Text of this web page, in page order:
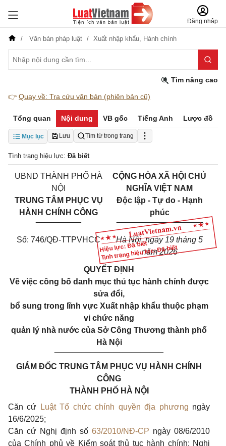
Đăng nhập
Văn bản pháp luật Xuất nhập khẩu, Hành chính
Tìm nâng cao
👉 Quay về: Tra cứu văn bản (phiên bản cũ)
Tổng quan Nội dung VB gốc Tiếng Anh Lược đồ
Mục lục Lưu Tìm từ trong trang
Tình trạng hiệu lực: Đã biết
Hiệu lực: Đã biết
Tình trạng hiệu lực: Đã biết
UBND THÀNH PHỐ HÀ
NỘI
TRUNG TÂM PHỤC VỤ
HÀNH CHÍNH CÔNG
CỘNG HÒA XÃ HỘI CHỦ
NGHĨA VIỆT NAM
Độc lập - Tự do - Hạnh
phúc
___________________
Số: 746/QĐ-TTPVHCC
Hà Nội, ngày 19 tháng 5
năm 2026
QUYẾT ĐỊNH
Về việc công bố danh mục thủ tục hành chính được
sửa đổi,
bổ sung trong lĩnh vực Xuất nhập khẩu thuộc phạm
vi chức năng
quản lý nhà nước của Sở Công Thương thành phố
Hà Nội
________________________
GIÁM ĐỐC TRUNG TÂM PHỤC VỤ HÀNH CHÍNH
CÔNG
THÀNH PHỐ HÀ NỘI
Căn cứ
Luật Tổ chức chính quyền địa phương ngày
16/6/2025;
Căn cứ Nghị định số 63/2010/NĐ-CP ngày 08/6/2010
của Chính phủ về Kiểm soát thủ tục hành chính; Nghị